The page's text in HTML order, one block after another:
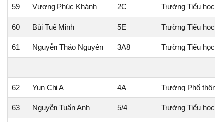
59 Vương Phúc Khánh 2C Trường Tiểu học
60 Bùi Tuệ Minh 5E Trường Tiểu học
61 Nguyễn Thảo Nguyên 3A8 Trường Tiểu học
62 Yun Chi A 4A Trường Phổ
63 Nguyễn Tuấn Anh 5/4 Trường Tiểu học